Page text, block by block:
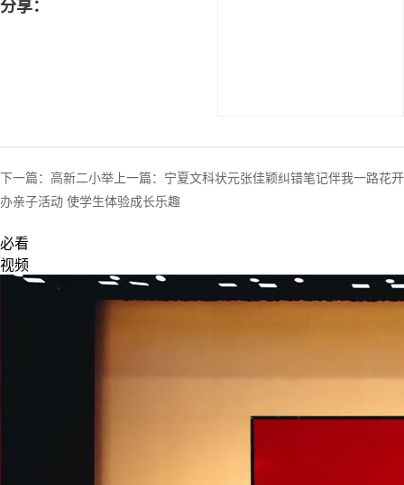
分享：
上一篇： 宁夏文科状元张佳颖纠错笔记伴我一路花开
下一篇： 高新二小举
办亲子活动 使学生体验成长乐趣
必看
视频